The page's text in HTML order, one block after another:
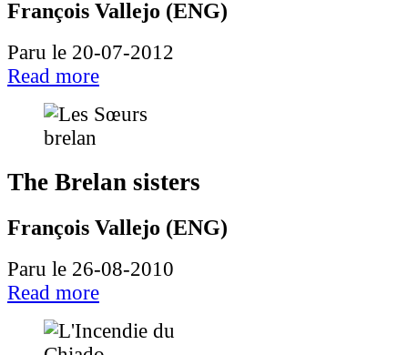
François Vallejo (ENG)
Paru le 20-07-2012
Read more
The Brelan sisters
François Vallejo (ENG)
Paru le 26-08-2010
Read more